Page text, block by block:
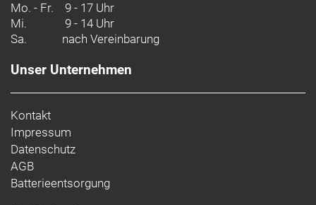
Zulässiges Gesamtgewicht: 120 kg
Mo. - Fr. 9 - 17 Uhr
Mi.
9 - 14 Uhr
Sa.
nach Vereinbarung
Unser Unternehmen
Kontakt
Impressum
Datenschutz
AGB
Batterieentsorgung